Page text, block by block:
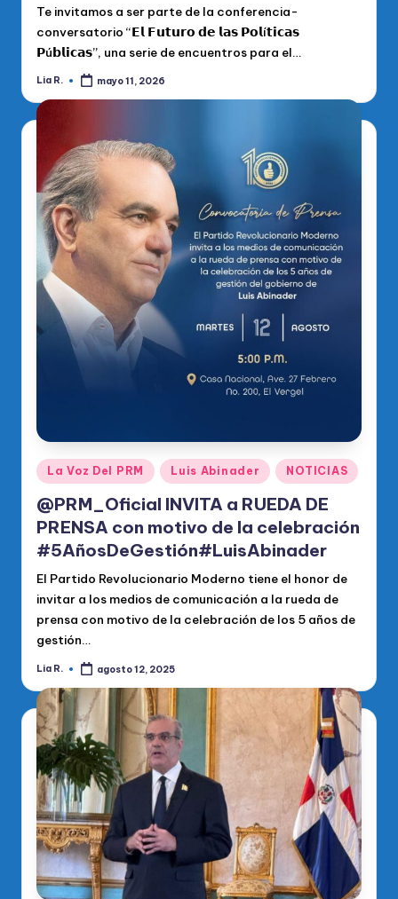
Te invitamos a ser parte de la conferencia-
conversatorio “𝗘𝗹 𝗙𝘂𝘁𝘂𝗿𝗼 𝗱𝗲 𝗹𝗮𝘀 𝗣𝗼𝗹í𝘁𝗶𝗰𝗮𝘀
𝗣ú𝗯𝗹𝗶𝗰𝗮𝘀”, una serie de encuentros para el…
Publicado
Lia R. mayo 11, 2026
Publicado
en
La Voz Del PRM Luis Abinader NOTICIAS
@PRM_Oficial INVITA a RUEDA DE
PRENSA con motivo de la celebración
#5AñosDeGestión#LuisAbinader
El Partido Revolucionario Moderno tiene el honor de
invitar a los medios de comunicación a la rueda de
prensa con motivo de la celebración de los 5 años de
gestión…
Publicado
Lia R. agosto 12, 2025